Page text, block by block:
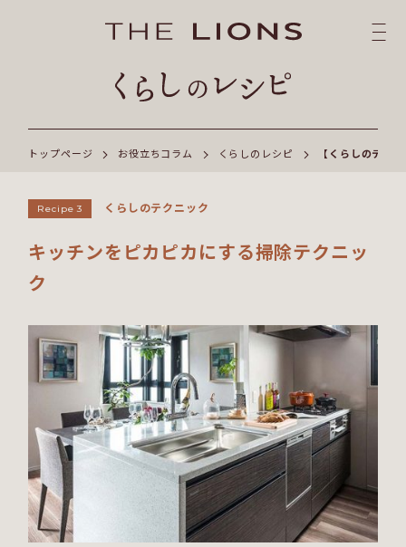
トップページ お役立ちコラム くらしのレシピ 【くらしのテク
Recipe 3 くらしのテクニック
キッチンをピカピカにする掃除テクニッ
ク